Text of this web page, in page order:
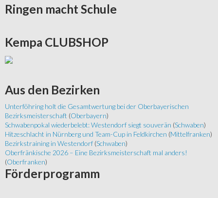
Ringen macht Schule
Kempa CLUBSHOP
Aus den Bezirken
Unterföhring holt die Gesamtwertung bei der Oberbayerischen
Bezirksmeisterschaft (Oberbayern)
Schwabenpokal wiederbelebt: Westendorf siegt souverän (Schwaben)
Hitzeschlacht in Nürnberg und Team-Cup in Feldkirchen (Mittelfranken)
Bezirkstraining in Westendorf (Schwaben)
Oberfränkische 2026 – Eine Bezirksmeisterschaft mal anders!
(Oberfranken)
Förderprogramm